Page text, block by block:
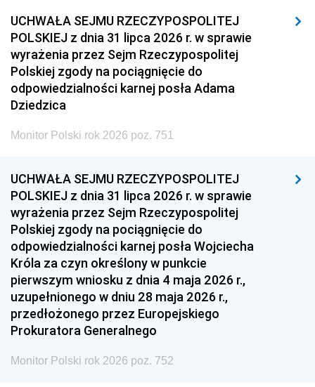
UCHWAŁA SEJMU RZECZYPOSPOLITEJ
POLSKIEJ z dnia 31 lipca 2026 r. w sprawie
wyrażenia przez Sejm Rzeczypospolitej
Polskiej zgody na pociągnięcie do
odpowiedzialności karnej posła Adama
Dziedzica
Monitor Polski rok 2026 poz. 751
UCHWAŁA SEJMU RZECZYPOSPOLITEJ
POLSKIEJ z dnia 31 lipca 2026 r. w sprawie
wyrażenia przez Sejm Rzeczypospolitej
Polskiej zgody na pociągnięcie do
odpowiedzialności karnej posła Wojciecha
Króla za czyn określony w punkcie
pierwszym wniosku z dnia 4 maja 2026 r.,
uzupełnionego w dniu 28 maja 2026 r.,
przedłożonego przez Europejskiego
Prokuratora Generalnego
Monitor Polski rok 2026 poz. 752